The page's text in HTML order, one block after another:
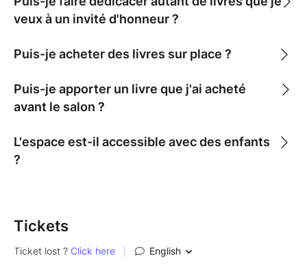
veux à un invité d'honneur ?
Puis-je acheter des livres sur place ?
Puis-je apporter un livre que j'ai acheté
avant le salon ?
L'espace est-il accessible avec des enfants
?
Tickets